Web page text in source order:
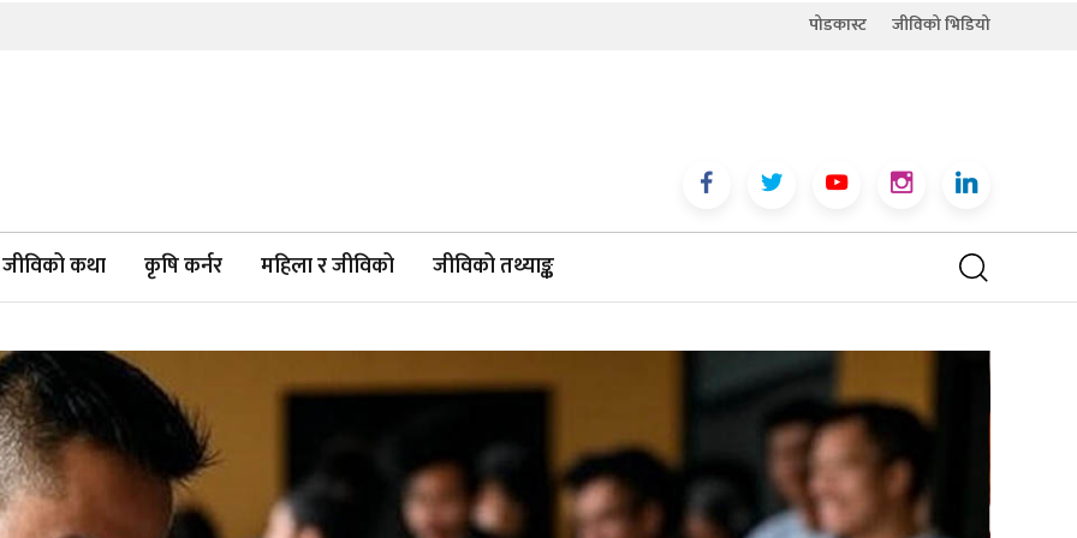
पोडकास्ट जीविको भिडियो
जीविको कथा कृषि कर्नर महिला र जीविको जीविको तथ्याङ्क